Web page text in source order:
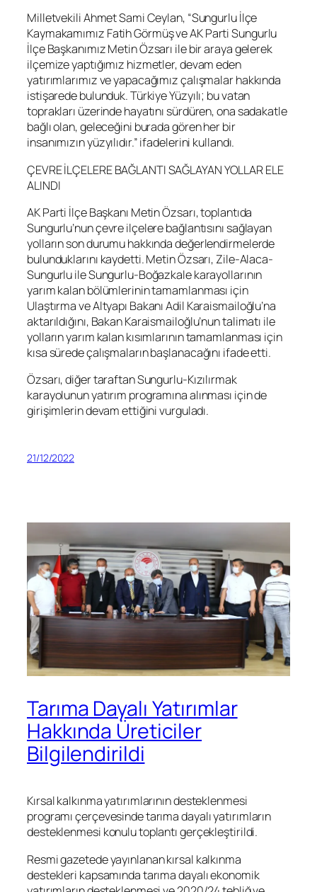
Milletvekili Ahmet Sami Ceylan, “Sungurlu İlçe
Kaymakamımız Fatih Görmüş ve AK Parti Sungurlu
İlçe Başkanımız Metin Özsarı ile bir araya gelerek
ilçemize yaptığımız hizmetler, devam eden
yatırımlarımız ve yapacağımız çalışmalar hakkında
istişarede bulunduk. Türkiye Yüzyılı; bu vatan
toprakları üzerinde hayatını sürdüren, ona sadakatle
bağlı olan, geleceğini burada gören her bir
insanımızın yüzyılıdır.” ifadelerini kullandı.
ÇEVRE İLÇELERE BAĞLANTI SAĞLAYAN YOLLAR ELE
ALINDI
AK Parti İlçe Başkanı Metin Özsarı, toplantıda
Sungurlu’nun çevre ilçelere bağlantısını sağlayan
yolların son durumu hakkında değerlendirmelerde
bulunduklarını kaydetti. Metin Özsarı, Zile-Alaca-
Sungurlu ile Sungurlu-Boğazkale karayollarının
yarım kalan bölümlerinin tamamlanması için
Ulaştırma ve Altyapı Bakanı Adil Karaismailoğlu’na
aktarıldığını, Bakan Karaismailoğlu’nun talimatı ile
yolların yarım kalan kısımlarının tamamlanması için
kısa sürede çalışmaların başlanacağını ifade etti.
Özsarı, diğer taraftan Sungurlu-Kızılırmak
karayolunun yatırım programına alınması için de
girişimlerin devam ettiğini vurguladı.
21/12/2022
Tarıma Dayalı Yatırımlar
Hakkında Üreticiler
Bilgilendirildi
Kırsal kalkınma yatırımlarının desteklenmesi
programı çerçevesinde tarıma dayalı yatırımların
desteklenmesi konulu toplantı gerçekleştirildi.
Resmi gazetede yayınlanan kırsal kalkınma
destekleri kapsamında tarıma dayalı ekonomik